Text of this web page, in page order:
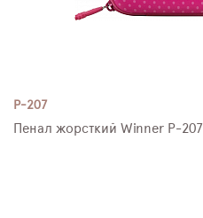
P-207
Пенал жорсткий Winner P-207